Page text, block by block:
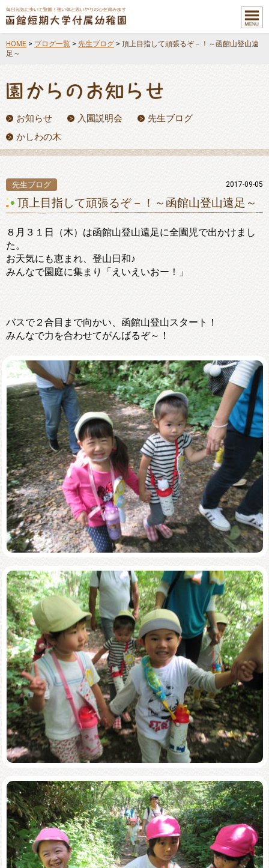
メニュ
ー
HOME > ブログ一覧 > 先生ブログ > 頂上目指して頑張るぞ－！～函館山登山遠
足～
お知らせ 入園説明会
先生ブログ
かしわの木
先生ブログ 2017-09-05
頂上目指して頑張るぞ－！～函館山登山遠足～
８月３１日（木）は函館山登山遠足に全園児で出かけまし
た。
お天気にも恵まれ、登山日和♪
みんなで園庭に集まり「えいえいおー！」
バスで２合目まで向かい、函館山登山スタート！
みんなで力を合わせてがんばるぞ～！